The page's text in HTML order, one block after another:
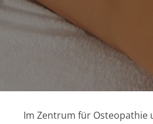
Im Zentrum für Osteopathie